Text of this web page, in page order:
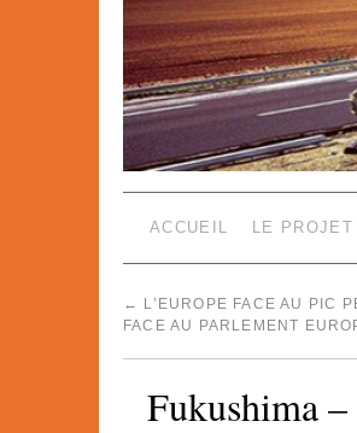
ACCUEIL LE PROJET
←
L’EUROPE FACE AU PIC
FACE AU PARLEMENT
Fukushima